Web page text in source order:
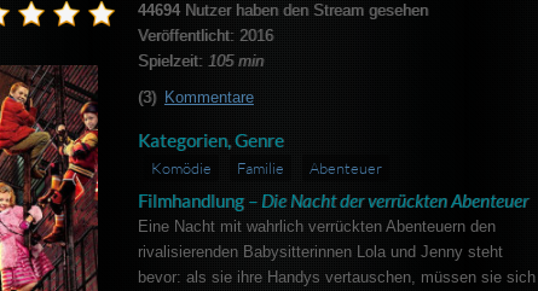
44694Nutzer haben den Stream gesehen
Veröffentlicht: 2016
Spielzeit: 105 min
(3) Kommentare
Kategorien, Genre
Komödie Familie Abenteuer
Filmhandlung – Die Nacht der verrückten Abenteuer
Eine Nacht mit wahrlich verrückten Abenteuern den
rivalisierenden Babysitterinnen Lola und Jenny steht
bevor: als sie ihre Handys vertauschen, müssen sie sich